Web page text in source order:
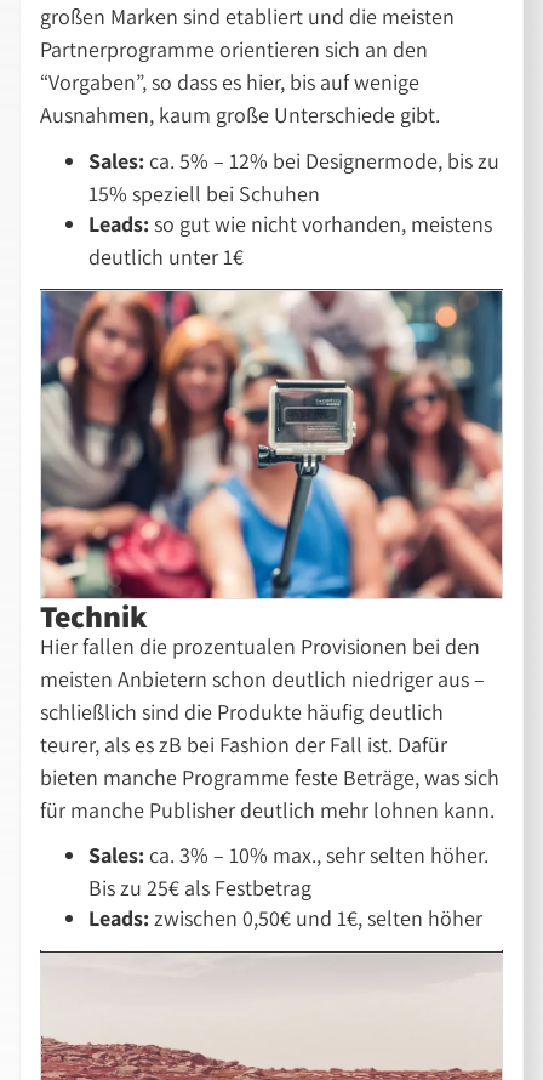
großen Marken sind etabliert und die meisten
Partnerprogramme orientieren sich an den
“Vorgaben”, so dass es hier, bis auf wenige
Ausnahmen, kaum große Unterschiede gibt.
Sales: ca. 5% – 12% bei Designermode, bis zu
15% speziell bei Schuhen
Leads: so gut wie nicht vorhanden, meistens
deutlich unter 1€
Technik
Hier fallen die prozentualen Provisionen bei den
meisten Anbietern schon deutlich niedriger aus –
schließlich sind die Produkte häufig deutlich
teurer, als es zB bei Fashion der Fall ist. Dafür
bieten manche Programme feste Beträge, was sich
für manche Publisher deutlich mehr lohnen kann.
Sales: ca. 3% – 10% max., sehr selten höher.
Bis zu 25€ als Festbetrag
Leads: zwischen 0,50€ und 1€, selten höher